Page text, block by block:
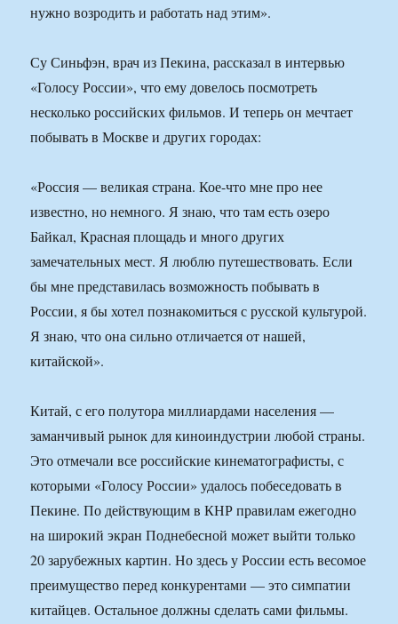
нужно возродить и работать над этим».
Су Синьфэн, врач из Пекина, рассказал в интервью
«Голосу России», что ему довелось посмотреть
несколько российских фильмов. И теперь он мечтает
побывать в Москве и других городах:
«Россия — великая страна. Кое-что мне про нее
известно, но немного. Я знаю, что там есть озеро
Байкал, Красная площадь и много других
замечательных мест. Я люблю путешествовать. Если
бы мне представилась возможность побывать в
России, я бы хотел познакомиться с русской культурой.
Я знаю, что она сильно отличается от нашей,
китайской».
Китай, с его полутора миллиардами населения —
заманчивый рынок для киноиндустрии любой страны.
Это отмечали все российские кинематографисты, с
которыми «Голосу России» удалось побеседовать в
Пекине. По действующим в КНР правилам ежегодно
на широкий экран Поднебесной может выйти только
20 зарубежных картин. Но здесь у России есть весомое
преимущество перед конкурентами — это симпатии
китайцев. Остальное должны сделать сами фильмы.